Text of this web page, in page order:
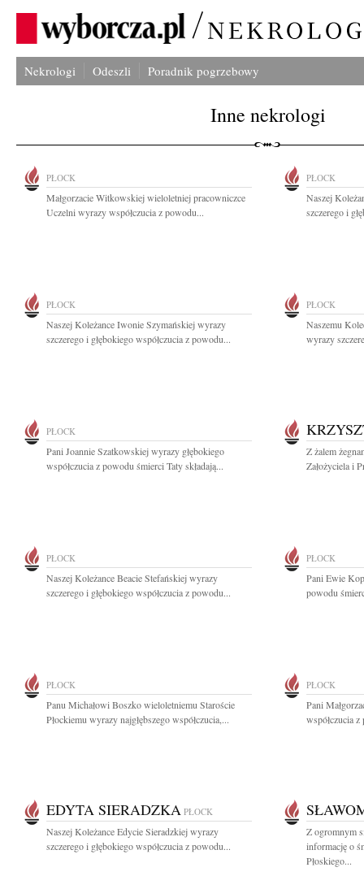
Nekrologi Odeszli Poradnik pogrzebowy
Inne nekrologi
PŁOCK
Małgorzacie Witkowskiej wieloletniej pracowniczce
Uczelni wyrazy współczucia z powodu...
PŁOCK
Naszej
szczerego i
PŁOCK
Naszej Koleżance Iwonie Szymańskiej wyrazy
szczerego i głębokiego współczucia z powodu...
PŁOCK
Naszemu
wyrazy
PŁOCK
Pani Joannie Szatkowskiej wyrazy głębokiego
współczucia z powodu śmierci Taty składają...
Z żalem
Założyciela i
PŁOCK
Naszej Koleżance Beacie Stefańskiej wyrazy
szczerego i głębokiego współczucia z powodu...
PŁOCK
Pani Ewie
powodu
PŁOCK
Panu Michałowi Boszko wieloletniemu Staroście
Płockiemu wyrazy najgłębszego współczucia,...
PŁOCK
Pani
współczucia
EDYTA SIERADZKA PŁOCK
Naszej Koleżance Edycie Sieradzkiej wyrazy
szczerego i głębokiego współczucia z powodu...
Z ogromnym
informację o
Płoskiego...